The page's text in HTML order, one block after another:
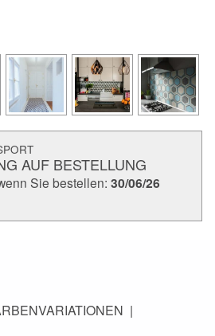
AUF BESTELLUNG
Sie bestellen: 30/06/26